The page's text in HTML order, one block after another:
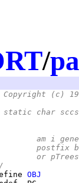
/
(c)
/* static
*	am i
*
*	or
OBJ